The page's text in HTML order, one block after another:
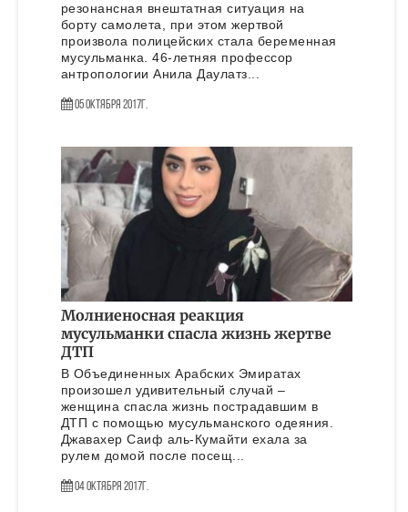
резонансная внештатная ситуация на
борту самолета, при этом жертвой
произвола полицейских стала беременная
мусульманка. 46-летняя профессор
антропологии Анила Даулатз...
05 Октября 2017г.
Молниеносная реакция
мусульманки спасла жизнь жертве
ДТП
В Объединенных Арабских Эмиратах
произошел удивительный случай –
женщина спасла жизнь пострадавшим в
ДТП с помощью мусульманского одеяния.
Джавахер Саиф аль-Кумайти ехала за
рулем домой после посещ...
04 Октября 2017г.